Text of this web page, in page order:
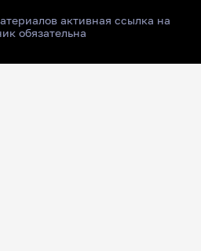
активная ссылка на
обязательна